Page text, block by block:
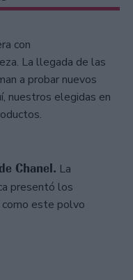
con
La llegada de las
a probar nuevos
nuestros elegidas en
Chanel. La
presentó los
como este polvo